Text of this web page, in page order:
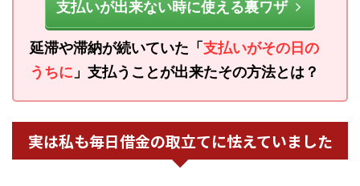
支払いが出来ない時に使える裏ワザ
延滞や滞納が続いていた「 支払いがその日の
うちに 」支払うことが出来たその方法とは？
実は私も毎日借金の取立てに怯えていました